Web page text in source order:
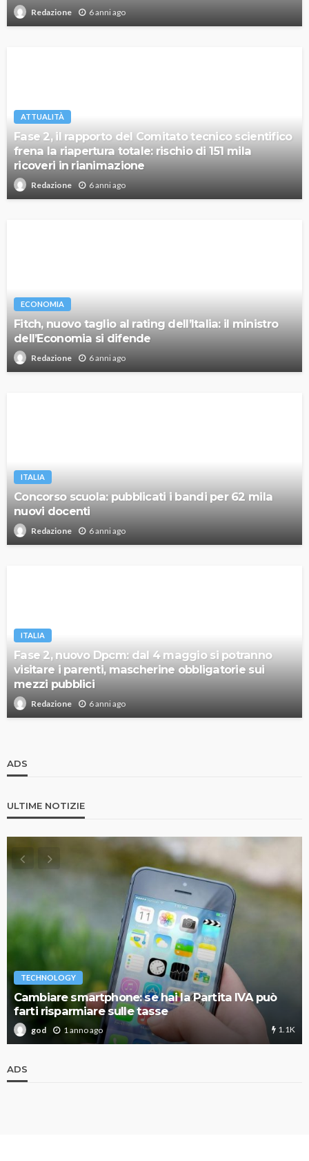
Redazione 6 anni ago
ATTUALITÀ
Fase 2, il rapporto del Comitato tecnico scientifico
frena la riapertura totale: rischio di 151 mila
ricoveri in rianimazione
Redazione 6 anni ago
ECONOMIA
Fitch, nuovo taglio al rating dell’Italia: il ministro
dell’Economia si difende
Redazione 6 anni ago
ITALIA
Concorso scuola: pubblicati i bandi per 62 mila
nuovi docenti
Redazione 6 anni ago
ITALIA
Fase 2, nuovo Dpcm: dal 4 maggio si potranno
visitare i parenti, mascherine obbligatorie sui
mezzi pubblici
Redazione 6 anni ago
ADS
ULTIME NOTIZIE
TECHNOLOGY
Cambiare smartphone: se hai la Partita IVA può
farti risparmiare sulle tasse
god 1 anno ago 1.1K
ADS